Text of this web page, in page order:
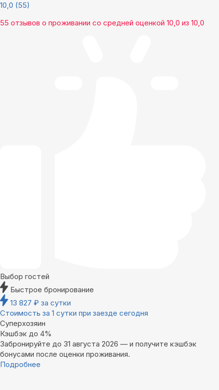
10,0 (55)
55 отзывов о проживании со средней оценкой 10,0 из 10,0
Выбор гостей
Быстрое бронирование
13 827 ₽ за сутки
Стоимость за 1 сутки при заезде сегодня
Суперхозяин
Кэшбэк до 4%
Забронируйте до 31 августа 2026 — и получите кэшбэк
бонусами после оценки проживания.
Подробнее